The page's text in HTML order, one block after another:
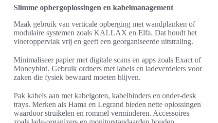
Slimme opbergoplossingen en kabelmanagement
Maak gebruik van verticale opberging met wandplanken of
modulaire systemen zoals KALLAX en Elfa. Dat houdt het
vloeroppervlak vrij en geeft een georganiseerde uitstraling.
Minimaliseer papier met digitale scans en apps zoals Exact of
Moneybird. Gebruik ordners met labels en ladeverdelers voor
zaken die fysiek bewaard moeten blijven.
Pak kabels aan met kabelgoten, kabelbinders en onder-desk
trays. Merken als Hama en Legrand bieden nette oplossingen
waardoor struikelen en rommel verminderen. Accessoires